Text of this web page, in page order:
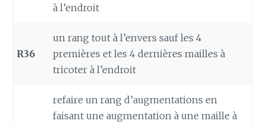
à l’endroit
R36
un rang tout à l’envers sauf les 4
premières et les 4 dernières mailles à
tricoter à l’endroit
refaire un rang d’augmentations en
faisant une augmentation à une maille à